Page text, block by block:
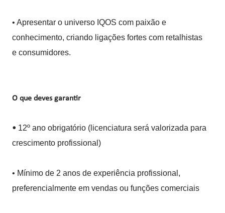
• Apresentar o universo IQOS com paixão e
conhecimento, criando ligações fortes com retalhistas
e consumidores.
O que deves garantir
• 12º ano obrigatório (licenciatura será valorizada para
crescimento profissional)
• Mínimo de 2 anos de experiência profissional,
preferencialmente em vendas ou funções comerciais